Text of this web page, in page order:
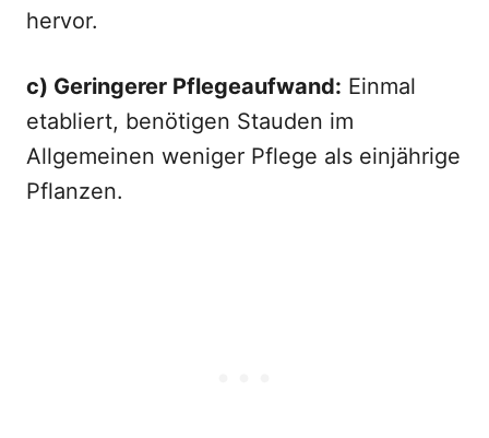
hervor.
c) Geringerer Pflegeaufwand: Einmal
etabliert, benötigen Stauden im
Allgemeinen weniger Pflege als einjährige
Pflanzen.